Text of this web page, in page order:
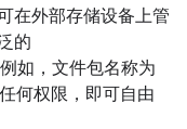
在外部存储设备上管
的
如，文件包名称为
何权限，即可自由